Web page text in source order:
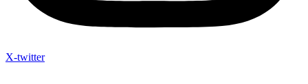
X-twitter